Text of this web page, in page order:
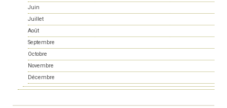
Juin
Juillet
Août
Septembre
Octobre
Novembre
Décembre